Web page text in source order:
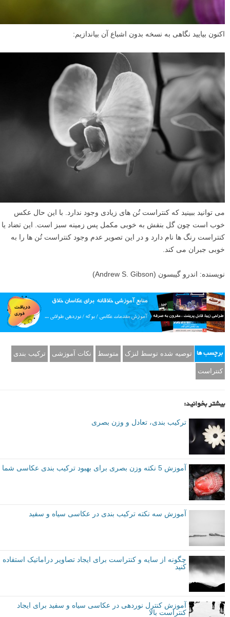
اکنون بیایید نگاهی به نسخه بدون اشباع آن بیاندازیم:
می توانید ببینید که کنتراست تُن های زیادی وجود ندارد. با این حال عکس
خوب است چون گل بنفش به خوبی مکمل پس زمینه سبز است. این تضاد یا
کنتراست رنگ ها نام دارد و در این تصویر عدم وجود کنتراست تُن ها را به
خوبی جبران می کند.
نویسنده: اندرو گیبسون (Andrew S. Gibson)
برچسب ها توصیه شده توسط لنزک متوسط نکات آموزشی ترکیب بندی
کنتراست
بیشتر بخوانید:
ترکیب بندی، تعادل و وزن بصری
آموزش 5 نکته وزن بصری برای بهبود ترکیب بندی عکاسی شما
آموزش سه نکته ترکیب بندی در عکاسی سیاه و سفید
چگونه از سایه و کنتراست برای ایجاد تصاویر دراماتیک استفاده
کنید
آموزش کنترل نوردهی در عکاسی سیاه و سفید برای ایجاد
کنتراست بالا